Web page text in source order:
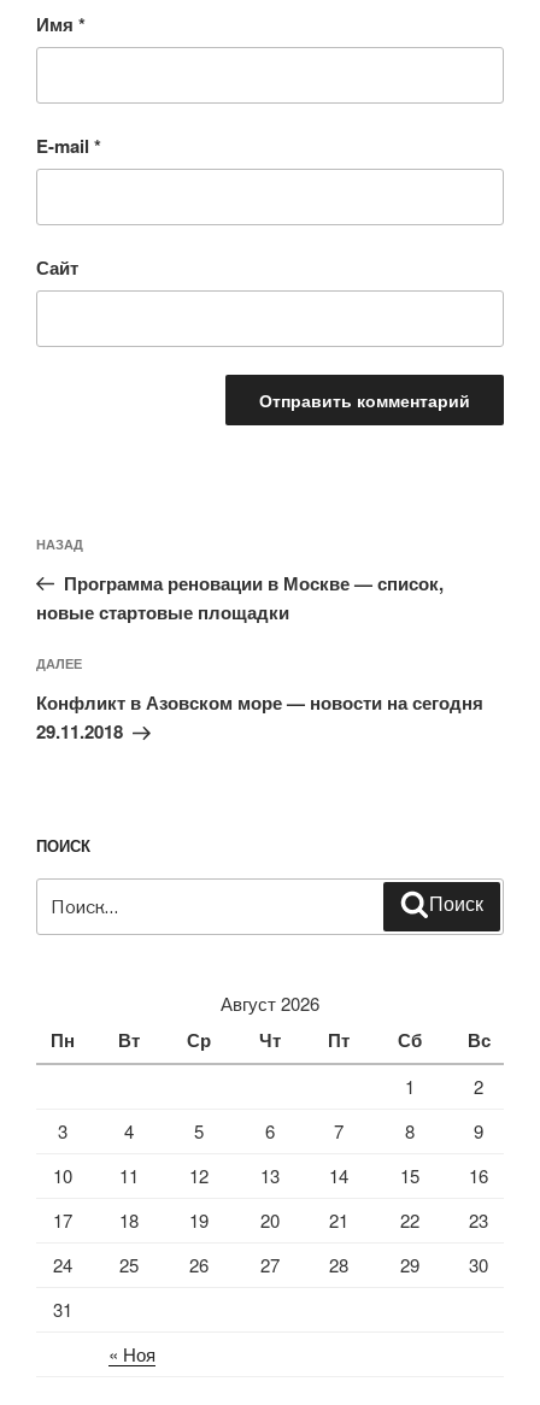
Имя *
E-mail *
Сайт
по
записям
Предыдущая
запись:
НАЗАД
Программа реновации в Москве — список,
новые стартовые площадки
Следующая
запись
ДАЛЕЕ
Конфликт в Азовском море — новости на сегодня
29.11.2018
ПОИСК
Поиск
Август 2026
Пн Вт Ср Чт Пт Сб Вс
« Ноя
1
2
3
4 5 6 7 8
9
10
11 12 13 14 15
16
17
18 19 20 21 22
23
24
25 26 27 28 29
30
31